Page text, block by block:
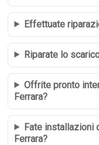
Effettuate
Riparate lo
Offrite pronto
Ferrara?
Fate installazioni
Ferrara?